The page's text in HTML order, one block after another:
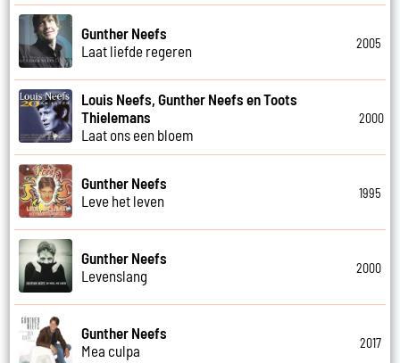
Gunther Neefs
Laat liefde regeren
2005
Louis Neefs, Gunther Neefs en Toots
Thielemans
Laat ons een bloem
2000
Gunther Neefs
Leve het leven
1995
Gunther Neefs
Levenslang
2000
Gunther Neefs
Mea culpa
2017